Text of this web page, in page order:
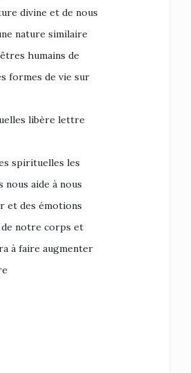
divine et de nous
nature similaire
humains de
formes de vie sur
libère lettre
spirituelles les
nous aide à nous
et des émotions
notre corps et
à faire augmenter